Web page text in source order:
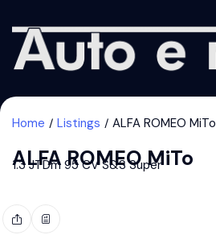
Home Listings ALFA ROMEO MiTo
ALFA ROMEO MiTo
1.3 JTDm 95 CV S&S Super